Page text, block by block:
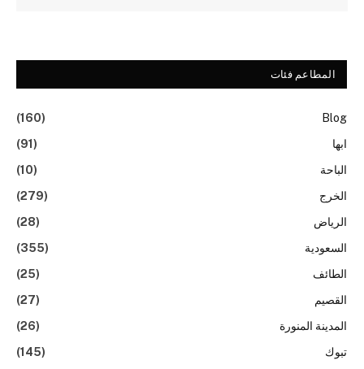
المطاعم فئات
Blog
(160)
ابها
(91)
الباحة
(10)
الخرج
(279)
الرياض
(28)
السعودية
(355)
الطائف
(25)
القصيم
(27)
المدينة المنورة
(26)
تبوك
(145)